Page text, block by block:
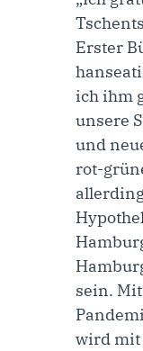
Erster
ich ihm
unsere
und
rot-
sein.
wird mit